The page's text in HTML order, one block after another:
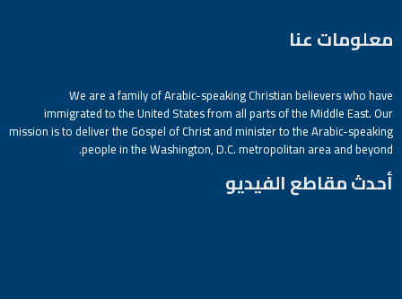
معلومات عنا
We are a family of Arabic-speaking Christian believers who have
immigrated to the United States from all parts of the Middle East. Our
mission is to deliver the Gospel of Christ and minister to the Arabic-speaking
people in the Washington, D.C. metropolitan area and beyond.
أحدث مقاطع الفيديو